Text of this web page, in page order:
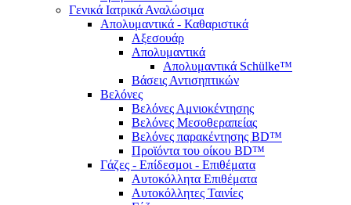
Γενικά Ιατρικά Αναλώσιμα
Απολυμαντικά - Καθαριστικά
Αξεσουάρ
Απολυμαντικά
Απολυμαντικά Schülke™
Βάσεις Αντισηπτικών
Βελόνες
Βελόνες Αμνιοκέντησης
Βελόνες Μεσοθεραπείας
Βελόνες παρακέντησης BD™
Προϊόντα του οίκου BD™
Γάζες - Επίδεσμοι - Επιθέματα
Αυτοκόλλητα Επιθέματα
Αυτοκόλλητες Ταινίες